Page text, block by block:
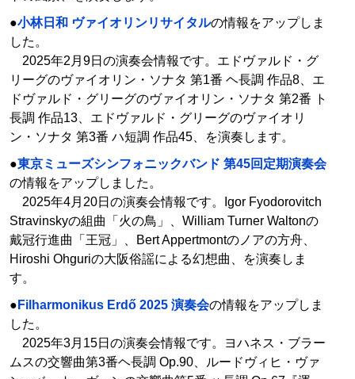
●小林日和 ヴァイオリンリサイタルの情報をアップしま
した。
2025年2月9日の演奏会情報です。エドヴァルド・グ
リーグのヴァイオリン・ソナタ 第1番 ヘ長調 作品8、エ
ドヴァルド・グリーグのヴァイオリン・ソナタ 第2番 ト
長調 作品13、エドヴァルド・グリーグのヴァイオリ
ン・ソナタ 第3番 ハ短調 作品45、を演奏します。
●東京ミューズシンフォニックバンド 第45回定期演奏会
の情報をアップしました。
2025年4月20日の演奏会情報です。Igor Fyodorovitch
Stravinskyの組曲「火の鳥」、William Turner Waltonの
戴冠行進曲「王冠」、Bert Appertmontのノアの方舟、
Hiroshi Ohguriの大阪俗謡による幻想曲、を演奏しま
す。
● Filharmonikus Erdő 2025 演奏会の情報をアップしま
した。
2025年3月15日の演奏会情報です。ヨハネス・ブラー
ムスの交響曲第3番ヘ長調 Op.90、ルードヴィヒ・ヴァ